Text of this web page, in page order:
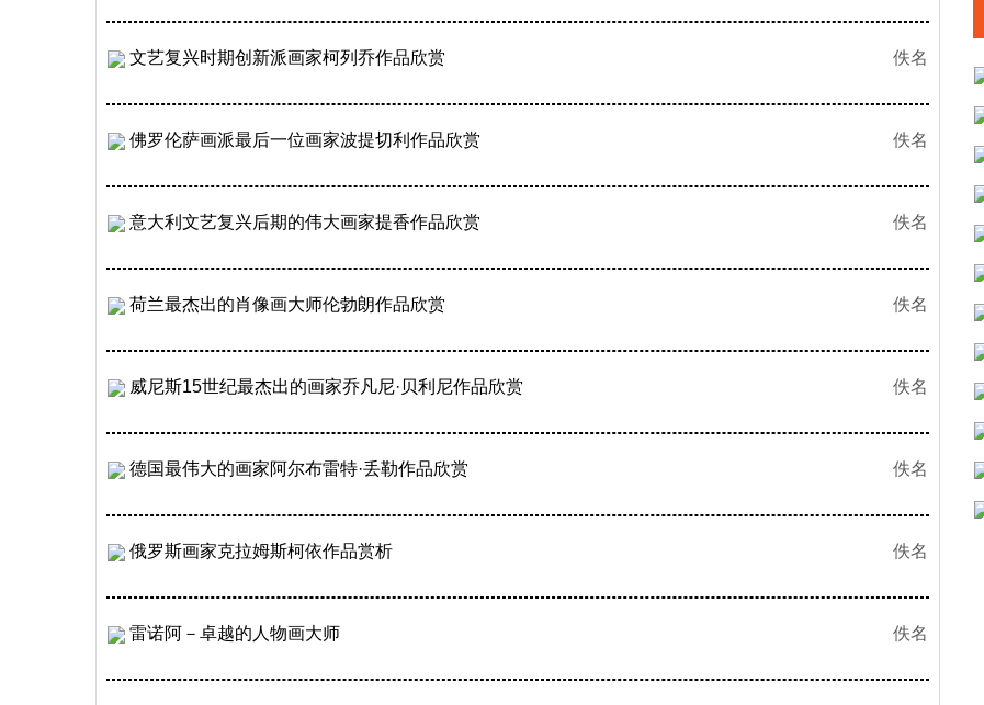
文艺复兴时期创新派画家柯列乔作品欣赏 佚名
佛罗伦萨画派最后一位画家波提切利作品欣赏 佚名
意大利文艺复兴后期的伟大画家提香作品欣赏 佚名
荷兰最杰出的肖像画大师伦勃朗作品欣赏 佚名
威尼斯15世纪最杰出的画家乔凡尼·贝利尼作品欣赏 佚名
德国最伟大的画家阿尔布雷特·丢勒作品欣赏 佚名
俄罗斯画家克拉姆斯柯依作品赏析 佚名
雷诺阿－卓越的人物画大师 佚名